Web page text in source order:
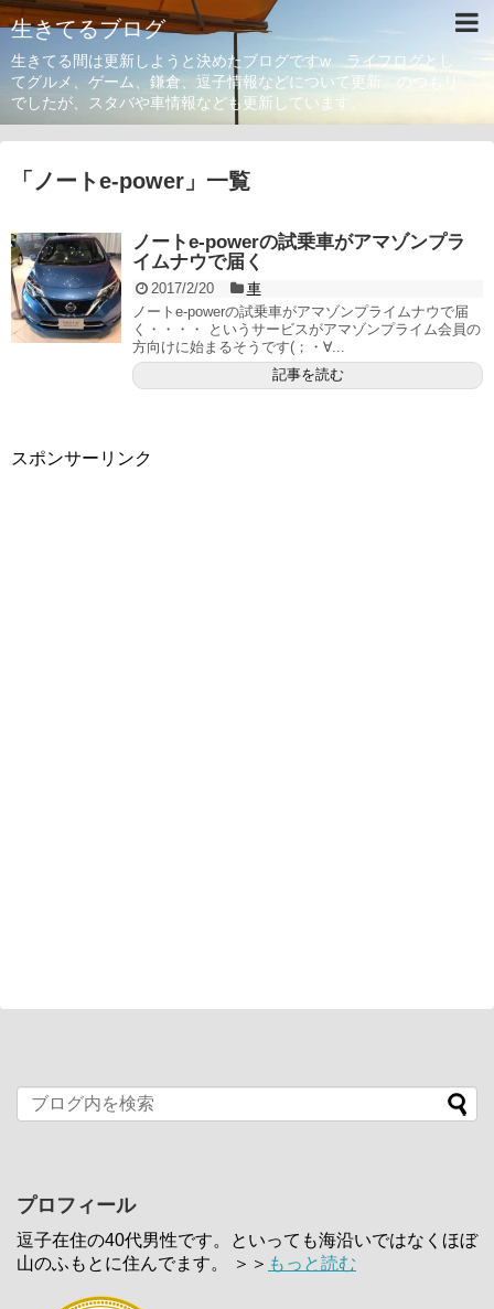
生きてるブログ
生きてる間は更新しようと決めたブログですw ライフログとし
てグルメ、ゲーム、鎌倉、逗子情報などについて更新。のつもり
でしたが、スタバや車情報なども更新しています。
「 ノートe-power 」 一覧
ノートe-powerの試乗車がアマゾンプラ
イムナウで届く
2017/2/20
車
ノートe-powerの試乗車がアマゾンプライムナウで届
く・・・・ というサービスがアマゾンプライム会員の
方向けに始まるそうです(；・∀...
記事を読む
スポンサーリンク
プロフィール
逗子在住の40代男性です。といっても海沿いではなくほぼ
山のふもとに住んでます。 ＞＞ もっと読む